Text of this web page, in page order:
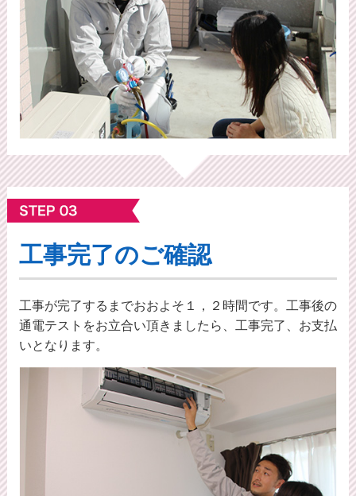
工事完了のご確認
工事が完了するまでおおよそ１，２時間です。工事後の
通電テストをお立合い頂きましたら、工事完了、お支払
いとなります。